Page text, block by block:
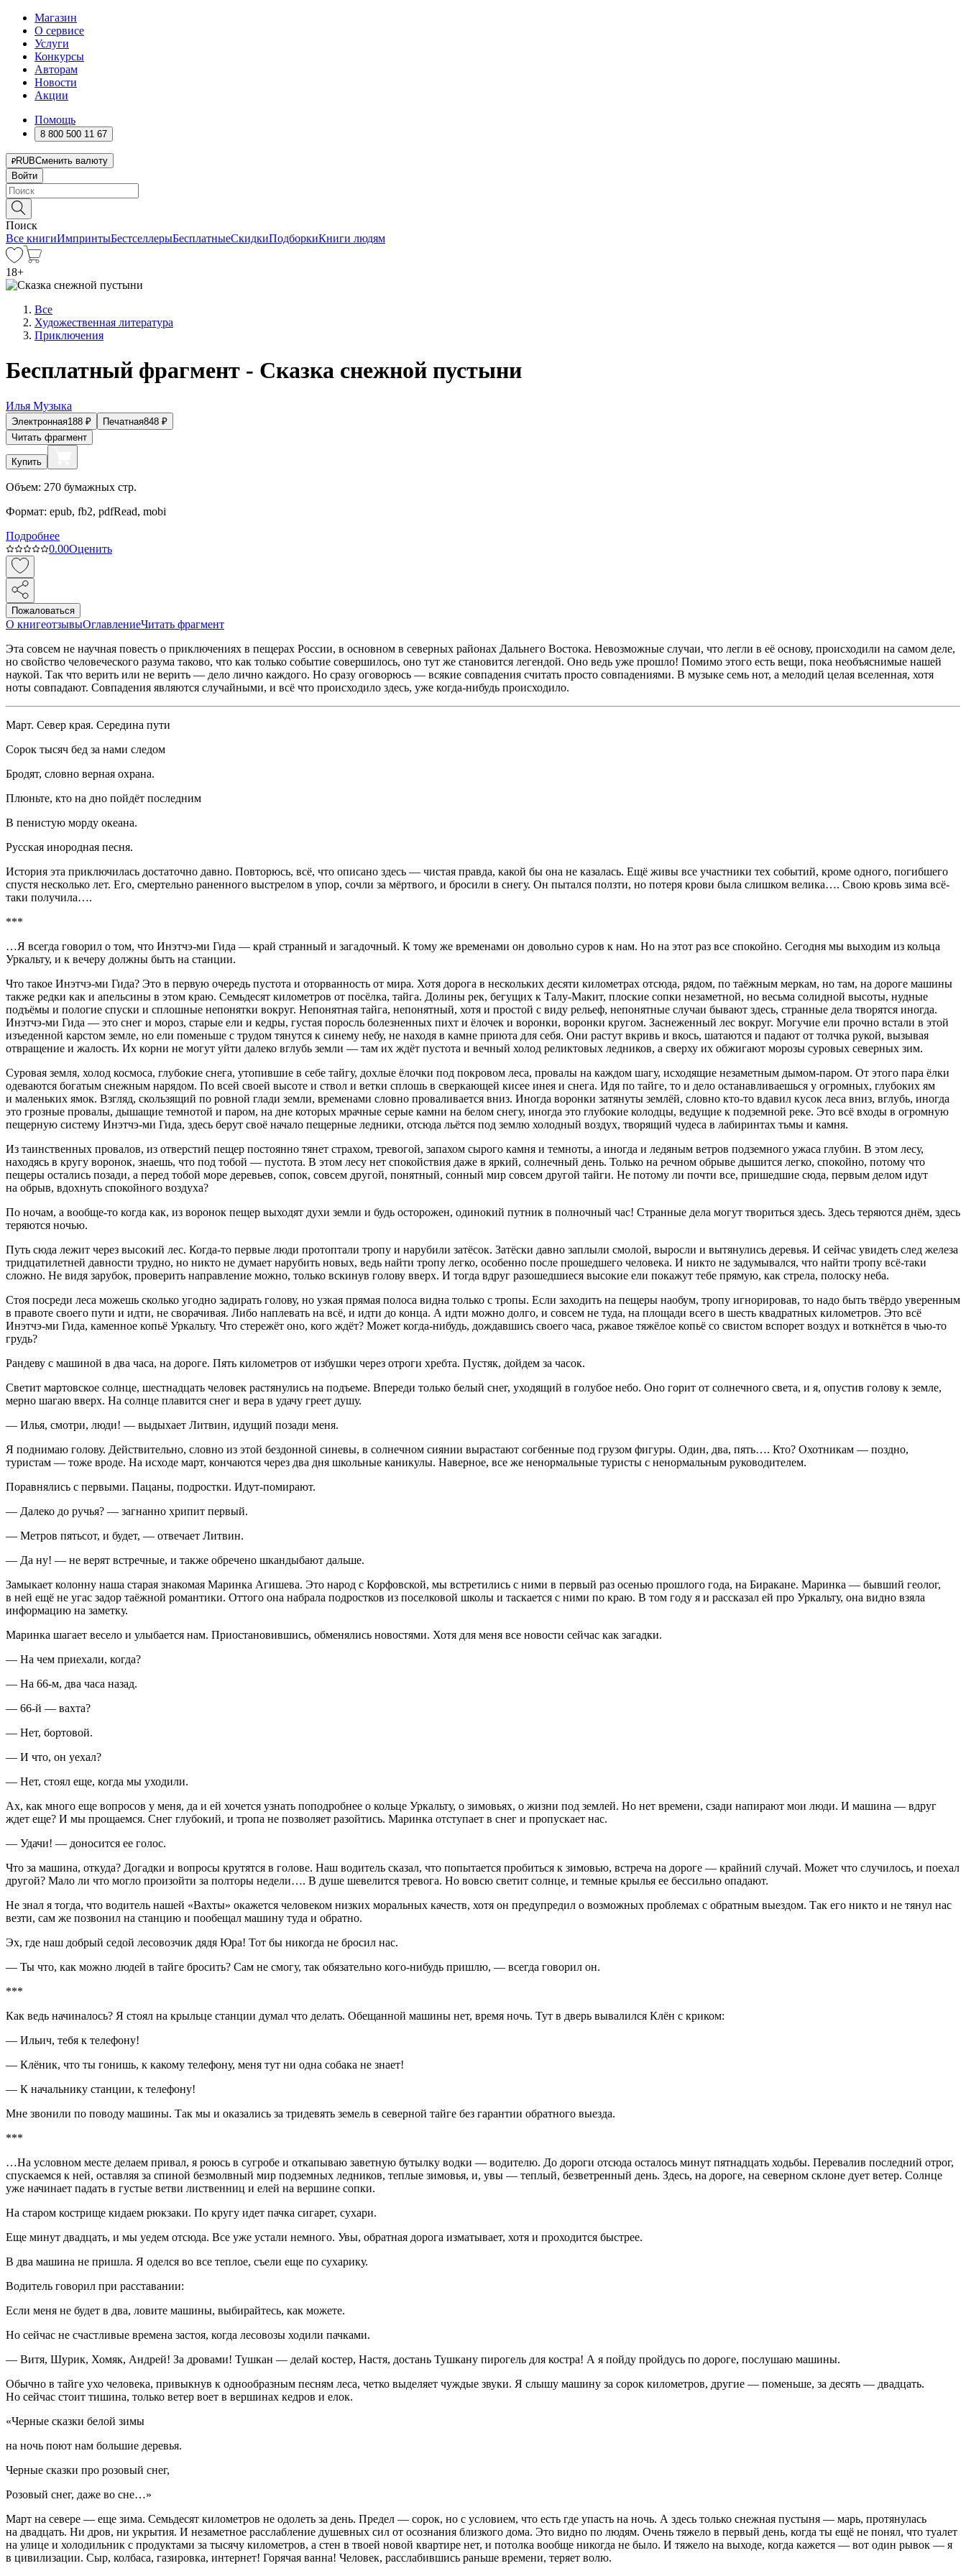
Магазин
О сервисе
Услуги
Конкурсы
Авторам
Новости
Акции
Помощь
8 800 500 11 67
RUBСменить валюту
Войти
Поиск
Все книгиИмпринтыБестселлерыБесплатныеСкидкиПодборкиКниги людям
18+
Все
Художественная литература
Приключения
Бесплатный фрагмент - Сказка снежной пустыни
Илья Музыка
Электронная188 ₽ Печатная848 ₽
Читать фрагмент
Купить
Объем: 270 бумажных стр.
Формат: epub, fb2, pdfRead, mobi
Подробнее
0.00Оценить
Пожаловаться
О книгеотзывыОглавлениеЧитать фрагмент
Эта совсем не научная повесть о приключениях в пещерах России, в основном в северных районах Дальнего Востока. Невозможные случаи, что легли в её основу, происходили на самом деле,
но свойство человеческого разума таково, что как только событие совершилось, оно тут же становится легендой. Оно ведь уже прошло! Помимо этого есть вещи, пока необъяснимые нашей
наукой. Так что верить или не верить — дело лично каждого. Но сразу оговорюсь — всякие совпадения считать просто совпадениями. В музыке семь нот, а мелодий целая вселенная, хотя
ноты совпадают. Совпадения являются случайными, и всё что происходило здесь, уже когда-нибудь происходило.
Март. Север края. Середина пути
Сорок тысяч бед за нами следом
Бродят, словно верная охрана.
Плюньте, кто на дно пойдёт последним
В пенистую морду океана.
Русская инородная песня.
История эта приключилась достаточно давно. Повторюсь, всё, что описано здесь — чистая правда, какой бы она не казалась. Ещё живы все участники тех событий, кроме одного, погибшего
спустя несколько лет. Его, смертельно раненного выстрелом в упор, сочли за мёртвого, и бросили в снегу. Он пытался ползти, но потеря крови была слишком велика…. Свою кровь зима всё-
таки получила….
***
…Я всегда говорил о том, что Инэтчэ-ми Гида — край странный и загадочный. К тому же временами он довольно суров к нам. Но на этот раз все спокойно. Сегодня мы выходим из кольца
Уркальту, и к вечеру должны быть на станции.
Что такое Инэтчэ-ми Гида? Это в первую очередь пустота и оторванность от мира. Хотя дорога в нескольких десяти километрах отсюда, рядом, по таёжным меркам, но там, на дороге машины
также редки как и апельсины в этом краю. Семьдесят километров от посёлка, тайга. Долины рек, бегущих к Талу-Макит, плоские сопки незаметной, но весьма солидной высоты, нудные
подъёмы и пологие спуски и сплошные непонятки вокруг. Непонятная тайга, непонятный, хотя и простой с виду рельеф, непонятные случаи бывают здесь, странные дела творятся иногда.
Инэтчэ-ми Гида — это снег и мороз, старые ели и кедры, густая поросль болезненных пихт и ёлочек и воронки, воронки кругом. Заснеженный лес вокруг. Могучие ели прочно встали в этой
изъеденной карстом земле, но ели поменьше с трудом тянутся к синему небу, не находя в камне приюта для себя. Они растут вкривь и вкось, шатаются и падают от толчка рукой, вызывая
отвращение и жалость. Их корни не могут уйти далеко вглубь земли — там их ждёт пустота и вечный холод реликтовых ледников, а сверху их обжигают морозы суровых северных зим.
Суровая земля, холод космоса, глубокие снега, утопившие в себе тайгу, дохлые ёлочки под покровом леса, провалы на каждом шагу, исходящие незаметным дымом-паром. От этого пара ёлки
одеваются богатым снежным нарядом. По всей своей высоте и ствол и ветки сплошь в сверкающей кисее инея и снега. Идя по тайге, то и дело останавливаешься у огромных, глубоких ям
и маленьких ямок. Взгляд, скользящий по ровной глади земли, временами словно проваливается вниз. Иногда воронки затянуты землёй, словно кто-то вдавил кусок леса вниз, вглубь, иногда
это грозные провалы, дышащие темнотой и паром, на дне которых мрачные серые камни на белом снегу, иногда это глубокие колодцы, ведущие к подземной реке. Это всё входы в огромную
пещерную систему Инэтчэ-ми Гида, здесь берут своё начало пещерные ледники, отсюда льётся под землю холодный воздух, творящий чудеса в лабиринтах тьмы и камня.
Из таинственных провалов, из отверстий пещер постоянно тянет страхом, тревогой, запахом сырого камня и темноты, а иногда и ледяным ветров подземного ужаса глубин. В этом лесу,
находясь в кругу воронок, знаешь, что под тобой — пустота. В этом лесу нет спокойствия даже в яркий, солнечный день. Только на речном обрыве дышится легко, спокойно, потому что
пещеры остались позади, а перед тобой море деревьев, сопок, совсем другой, понятный, сонный мир совсем другой тайги. Не потому ли почти все, пришедшие сюда, первым делом идут
на обрыв, вдохнуть спокойного воздуха?
По ночам, а вообще-то когда как, из воронок пещер выходят духи земли и будь осторожен, одинокий путник в полночный час! Странные дела могут твориться здесь. Здесь теряются днём, здесь
теряются ночью.
Путь сюда лежит через высокий лес. Когда-то первые люди протоптали тропу и нарубили затёсок. Затёски давно заплыли смолой, выросли и вытянулись деревья. И сейчас увидеть след железа
тридцатилетней давности трудно, но никто не думает нарубить новых, ведь найти тропу легко, особенно после прошедшего человека. И никто не задумывался, что найти тропу всё-таки
сложно. Не видя зарубок, проверить направление можно, только вскинув голову вверх. И тогда вдруг разошедшиеся высокие ели покажут тебе прямую, как стрела, полоску неба.
Стоя посреди леса можешь сколько угодно задирать голову, но узкая прямая полоса видна только с тропы. Если заходить на пещеры наобум, тропу игнорировав, то надо быть твёрдо уверенным
в правоте своего пути и идти, не сворачивая. Либо наплевать на всё, и идти до конца. А идти можно долго, и совсем не туда, на площади всего в шесть квадратных километров. Это всё
Инэтчэ-ми Гида, каменное копьё Уркальту. Что стережёт оно, кого ждёт? Может когда-нибудь, дождавшись своего часа, ржавое тяжёлое копьё со свистом вспорет воздух и воткнётся в чью-то
грудь?
Рандеву с машиной в два часа, на дороге. Пять километров от избушки через отроги хребта. Пустяк, дойдем за часок.
Светит мартовское солнце, шестнадцать человек растянулись на подъеме. Впереди только белый снег, уходящий в голубое небо. Оно горит от солнечного света, и я, опустив голову к земле,
мерно шагаю вверх. На солнце плавится снег и вера в удачу греет душу.
— Илья, смотри, люди! — выдыхает Литвин, идущий позади меня.
Я поднимаю голову. Действительно, словно из этой бездонной синевы, в солнечном сиянии вырастают согбенные под грузом фигуры. Один, два, пять…. Кто? Охотникам — поздно,
туристам — тоже вроде. На исходе март, кончаются через два дня школьные каникулы. Наверное, все же ненормальные туристы с ненормальным руководителем.
Поравнялись с первыми. Пацаны, подростки. Идут-помирают.
— Далеко до ручья? — загнанно хрипит первый.
— Метров пятьсот, и будет, — отвечает Литвин.
— Да ну! — не верят встречные, и также обречено шкандыбают дальше.
Замыкает колонну наша старая знакомая Маринка Агишева. Это народ с Корфовской, мы встретились с ними в первый раз осенью прошлого года, на Биракане. Маринка — бывший геолог,
в ней ещё не угас задор таёжной романтики. Оттого она набрала подростков из поселковой школы и таскается с ними по краю. В том году я и рассказал ей про Уркальту, она видно взяла
информацию на заметку.
Маринка шагает весело и улыбается нам. Приостановившись, обменялись новостями. Хотя для меня все новости сейчас как загадки.
— На чем приехали, когда?
— На 66-м, два часа назад.
— 66-й — вахта?
— Нет, бортовой.
— И что, он уехал?
— Нет, стоял еще, когда мы уходили.
Ах, как много еще вопросов у меня, да и ей хочется узнать поподробнее о кольце Уркальту, о зимовьях, о жизни под землей. Но нет времени, сзади напирают мои люди. И машина — вдруг
ждет еще? И мы прощаемся. Снег глубокий, и тропа не позволяет разойтись. Маринка отступает в снег и пропускает нас.
— Удачи! — доносится ее голос.
Что за машина, откуда? Догадки и вопросы крутятся в голове. Наш водитель сказал, что попытается пробиться к зимовью, встреча на дороге — крайний случай. Может что случилось, и поехал
другой? Мало ли что могло произойти за полторы недели…. В душе шевелится тревога. Но вовсю светит солнце, и темные крылья ее бессильно опадают.
Не знал я тогда, что водитель нашей «Вахты» окажется человеком низких моральных качеств, хотя он предупредил о возможных проблемах с обратным выездом. Так его никто и не тянул нас
везти, сам же позвонил на станцию и пообещал машину туда и обратно.
Эх, где наш добрый седой лесовозчик дядя Юра! Тот бы никогда не бросил нас.
— Ты что, как можно людей в тайге бросить? Сам не смогу, так обязательно кого-нибудь пришлю, — всегда говорил он.
***
Как ведь начиналось? Я стоял на крыльце станции думал что делать. Обещанной машины нет, время ночь. Тут в дверь вывалился Клён с криком:
— Ильич, тебя к телефону!
— Клёник, что ты гонишь, к какому телефону, меня тут ни одна собака не знает!
— К начальнику станции, к телефону!
Мне звонили по поводу машины. Так мы и оказались за тридевять земель в северной тайге без гарантии обратного выезда.
***
…На условном месте делаем привал, я роюсь в сугробе и откапываю заветную бутылку водки — водителю. До дороги отсюда осталось минут пятнадцать ходьбы. Перевалив последний отрог,
спускаемся к ней, оставляя за спиной безмолвный мир подземных ледников, теплые зимовья, и, увы — теплый, безветренный день. Здесь, на дороге, на северном склоне дует ветер. Солнце
уже начинает падать в густые ветви лиственниц и елей на вершине сопки.
На старом кострище кидаем рюкзаки. По кругу идет пачка сигарет, сухари.
Еще минут двадцать, и мы уедем отсюда. Все уже устали немного. Увы, обратная дорога изматывает, хотя и проходится быстрее.
В два машина не пришла. Я оделся во все теплое, съели еще по сухарику.
Водитель говорил при расставании:
Если меня не будет в два, ловите машины, выбирайтесь, как можете.
Но сейчас не счастливые времена застоя, когда лесовозы ходили пачками.
— Витя, Шурик, Хомяк, Андрей! За дровами! Тушкан — делай костер, Настя, достань Тушкану пирогель для костра! А я пойду пройдусь по дороге, послушаю машины.
Обычно в тайге ухо человека, привыкнув к однообразным песням леса, четко выделяет чуждые звуки. Я слышу машину за сорок километров, другие — поменьше, за десять — двадцать.
Но сейчас стоит тишина, только ветер воет в вершинах кедров и елок.
«Черные сказки белой зимы
на ночь поют нам большие деревья.
Черные сказки про розовый снег,
Розовый снег, даже во сне…»
Март на севере — еще зима. Семьдесят километров не одолеть за день. Предел — сорок, но с условием, что есть где упасть на ночь. А здесь только снежная пустыня — марь, протянулась
на двадцать. Ни дров, ни укрытия. И незаметное расслабление душевных сил от осознания близкого дома. Это видно по людям. Очень тяжело в первый день, когда ты ещё не понял, что туалет
на улице и холодильник с продуктами за тысячу километров, а стен в твоей новой квартире нет, и потолка вообще никогда не было. И тяжело на выходе, когда кажется — вот один рывок — я
в цивилизации. Сыр, колбаса, газировка, интернет! Горячая ванна! Человек, расслабившись раньше времени, теряет волю.